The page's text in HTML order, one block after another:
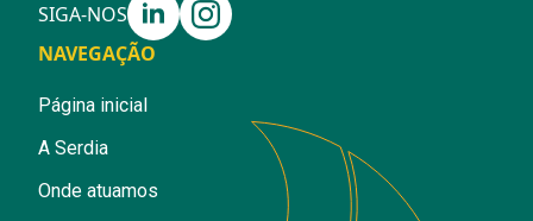
SIGA-NOS
NAVEGAÇÃO
Página inicial
A Serdia
Onde atuamos